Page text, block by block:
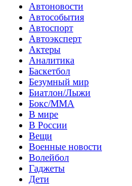
Автоновости
Автособытия
Автоспорт
Автоэксперт
Актеры
Аналитика
Баскетбол
Безумный мир
Биатлон/Лыжи
Бокс/MMA
В мире
В России
Вещи
Военные новости
Волейбол
Гаджеты
Дети